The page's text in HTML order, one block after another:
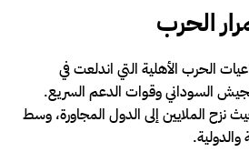
الحرب
الحرب الأهلية التي اندلعت في
نزح الملايين إلى الدول المجاورة، وسط
والدولية.